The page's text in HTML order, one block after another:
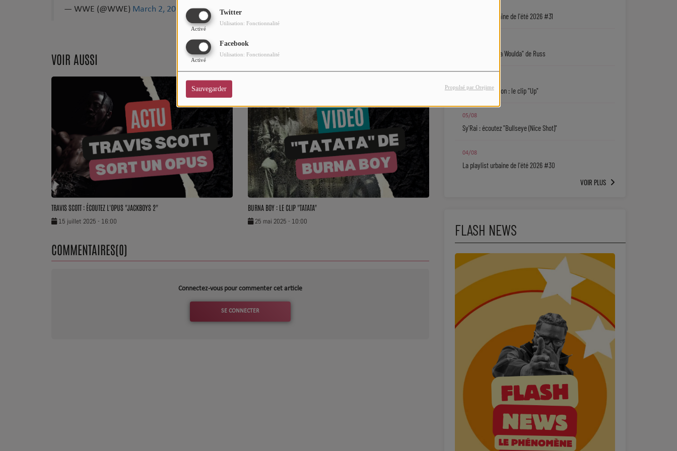
Twitter
Activé
Utilisation: Fonctionnalité
Facebook
Activé
Utilisation: Fonctionnalité
Sauvegarder Propulsé par Orejime
Titres diffusés
MY SOUL ADDICT
L'équipe Soul Addict
Dossier de Presse
— WWE (@WWE) March 2, 2025
VOIR AUSSI
TRAVIS SCOTT : ÉCOUTEZ L'OPUS "JACKBOYS 2"
15 juillet 2025 - 16:00
BURNA BOY : LE CLIP "TATATA"
25 mai 2025 - 10:00
COMMENTAIRES(0)
Connectez-vous pour commenter cet article
SE CONNECTER
La playlist urbaine de l'été 2026 #31
"Coulda Shoulda Woulda" de Russ
Keith D. Robinson : le clip "Up"
05/08
Sy'Rai : écoutez "Bullseye (Nice Shot)"
04/08
La playlist urbaine de l'été 2026 #30
VOIR PLUS
FLASH NEWS